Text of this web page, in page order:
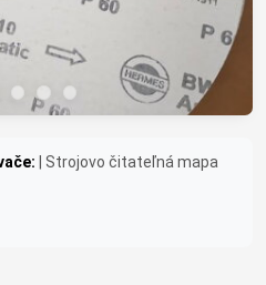
| Strojovo čitateľná mapa